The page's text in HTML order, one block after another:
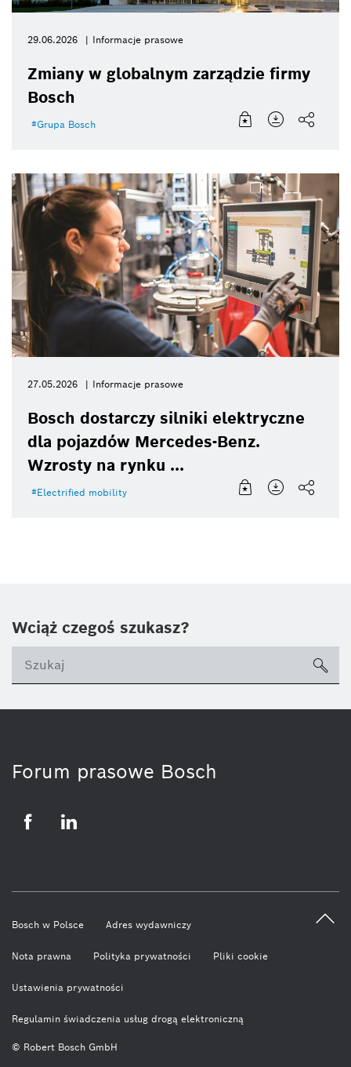
29.06.2026 Informacje prasowe
Zmiany w globalnym zarządzie firmy
Bosch
Grupa Bosch
27.05.2026 Informacje prasowe
Bosch dostarczy silniki elektryczne
dla pojazdów Mercedes-Benz.
Wzrosty na rynku ...
Electrified mobility
Wciąż czegoś szukasz?
Forum prasowe Bosch
© Robert Bosch GmbH
Bosch w Polsce Adres wydawniczy
Nota prawna Polityka prywatności Pliki cookie
Ustawienia prywatności
Regulamin świadczenia usług drogą elektroniczną